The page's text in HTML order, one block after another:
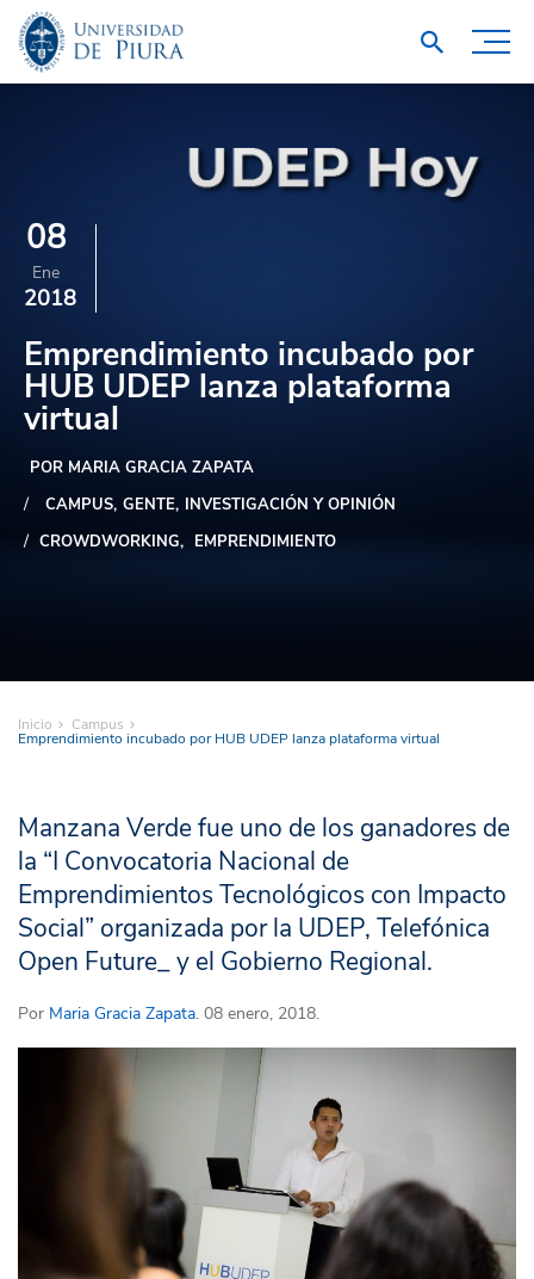
08
Ene
2018
Emprendimiento incubado por
HUB UDEP lanza plataforma
virtual
POR MARIA GRACIA ZAPATA
CAMPUS GENTE INVESTIGACIÓN Y OPINIÓN
CROWDWORKING
EMPRENDIMIENTO
Inicio Campus
Emprendimiento incubado por HUB UDEP lanza plataforma virtual
Manzana Verde fue uno de los ganadores de
la “I Convocatoria Nacional de
Emprendimientos Tecnológicos con Impacto
Social” organizada por la UDEP, Telefónica
Open Future_ y el Gobierno Regional.
Por Maria Gracia Zapata. 08 enero, 2018.